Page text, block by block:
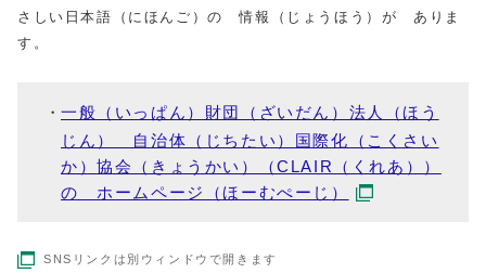
さしい日本語（にほんご）の 情報（じょうほう）が ありま
す。
一般（いっぱん）財団（ざいだん）法人（ほう
じん） 自治体（じちたい）国際化（こくさい
か）協会（きょうかい）（CLAIR（くれあ））
の ホームページ（ほーむぺーじ）
SNSリンクは別ウィンドウで開きます